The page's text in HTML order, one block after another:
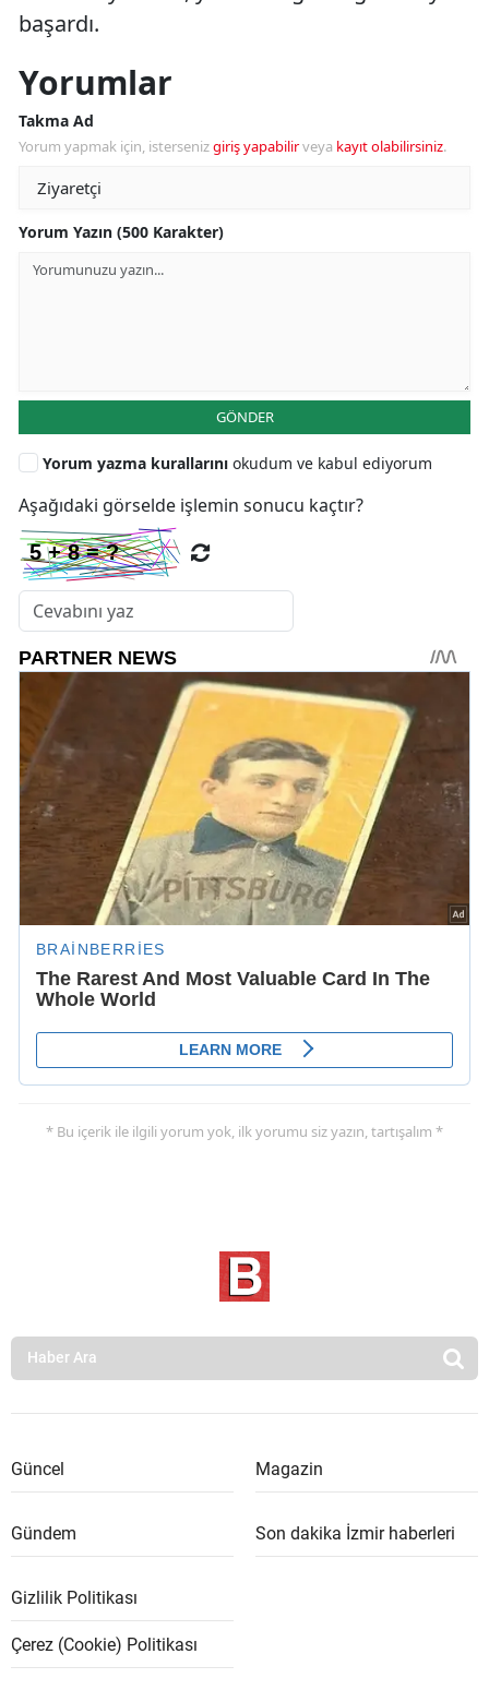
başardı.
Yorumlar
Takma Ad
Yorum yapmak için, istersenizgiriş yapabilirveya kayıt olabilirsiniz.
Yorum Yazın (500 Karakter)
GÖNDER
Yorum yazma kurallarını okudum ve kabul ediyorum
Aşağıdaki görselde işlemin sonucu kaçtır?
* Bu içerik ile ilgili yorum yok, ilk yorumu siz yazın, tartışalım *
Güncel Magazin
Gündem Son dakika İzmir haberleri
Gizlilik Politikası
Çerez (Cookie) Politikası